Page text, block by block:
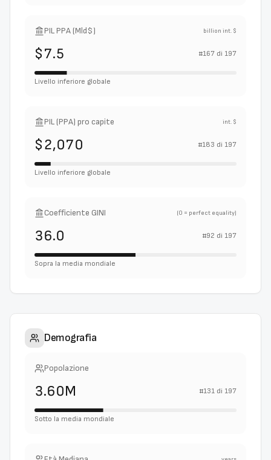
PIL PPA (Mld$) billion int. $
$7.5 #167 di 197
Livello inferiore globale
PIL (PPA) pro capite int. $
$2,070 #183 di 197
Livello inferiore globale
Coefficiente GINI (0 = perfect equality)
36.0 #92 di 197
Sopra la media mondiale
Demografia
Popolazione
3.60M #131 di 197
Sotto la media mondiale